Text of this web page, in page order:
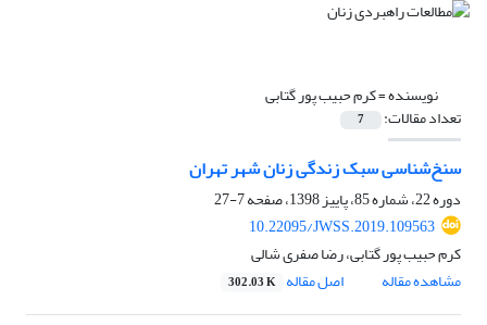
نویسنده =کرم حبیب پور گتابی
تعداد مقالات: 7
سنخ‌شناسی سبک زندگی زنان شهر تهران
دوره 22، شماره 85، پاییز 1398، صفحه
7-27
10.22095/JWSS.2019.109563
کرم حبیب پور گتابی، رضا صفری شالی
مشاهده مقاله
اصل مقاله 302.03 K